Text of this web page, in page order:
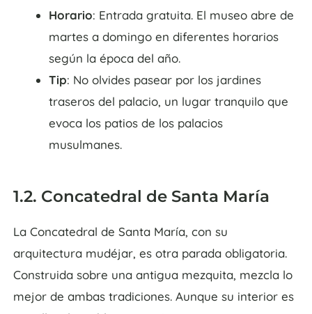
Horario: Entrada gratuita. El museo abre de
martes a domingo en diferentes horarios
según la época del año.
Tip: No olvides pasear por los jardines
traseros del palacio, un lugar tranquilo que
evoca los patios de los palacios
musulmanes.
1.2. Concatedral de Santa María
La Concatedral de Santa María, con su
arquitectura mudéjar, es otra parada obligatoria.
Construida sobre una antigua mezquita, mezcla lo
mejor de ambas tradiciones. Aunque su interior es